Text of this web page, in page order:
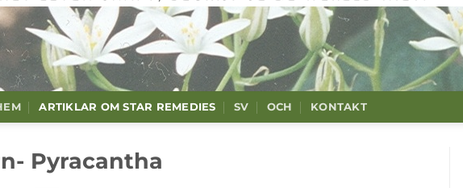
ARTIKLAR OM STAR REMEDIES SV OCH KONTAKT
Pyracantha